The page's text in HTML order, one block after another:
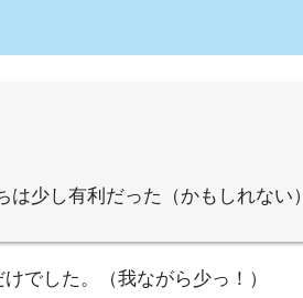
少し有利だった（かもしれない）
でした。（我ながら少っ！）